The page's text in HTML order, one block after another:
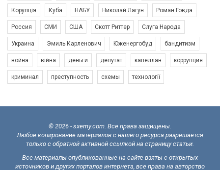
Корупція Куба НАБУ Николай Лагун Роман Говда
Россия СМИ США Скотт Риттер Слуга Народа
Украина Эмиль Карленович Юженергобуд бандитизм
война війна деньги депутат капеллан коррупция
криминал преступность схемы технології
© 2026 - sxemy.com. Все права защищены.
Любое копирование материалов с нашего ресурса разрешается
только с обратной активной ссылкой на страницу статьи.
Все материалы опубликованные на сайте взяты с открытых
источников и других порталов интернета, все права на авторство